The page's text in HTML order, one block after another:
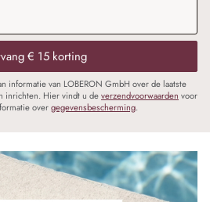
€ 15 korting
informatie van LOBERON GmbH over de laatste
inrichten. Hier vindt u deverzendvoorwaarden voor
overgegevensbescherming.